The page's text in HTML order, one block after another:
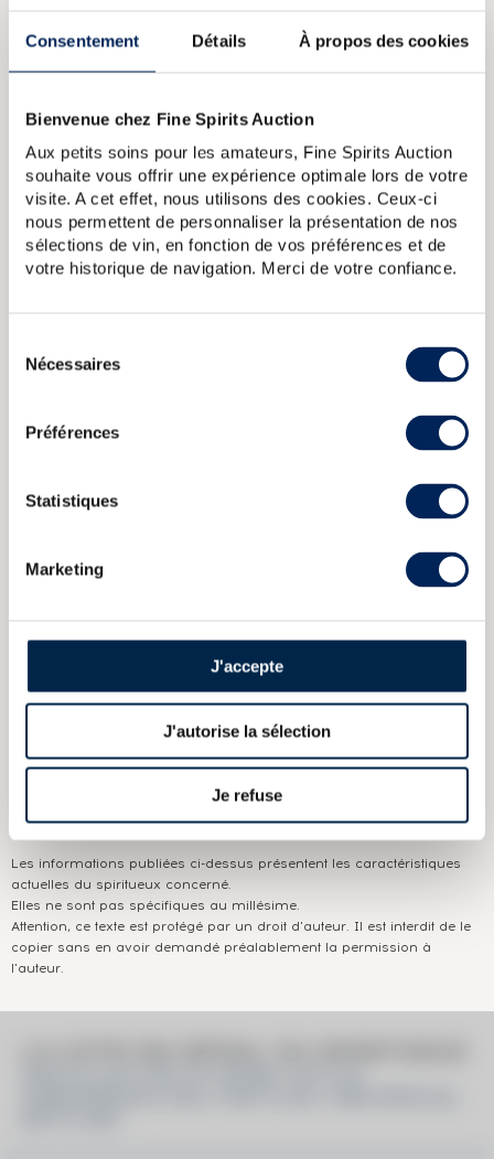
Consentement Détails À propos des cookies
Bienvenue chez Fine Spirits Auction
Aux petits soins pour les amateurs, Fine Spirits Auction
souhaite vous offrir une expérience optimale lors de votre
visite. A cet effet, nous utilisons des cookies. Ceux-ci
nous permettent de personnaliser la présentation de nos
sélections de vin, en fonction de vos préférences et de
votre historique de navigation. Merci de votre confiance.
Nécessaires
Préférences
Statistiques
Marketing
J'accepte
J'autorise la sélection
Je refuse
formes voluptueuses, habillée de cuivre, accueillant en son
sein une vénérable édition millésimée 1949, de 50 ans.
LIRE NOTRE ARTICLE SUR LE BLOG IDEALWINE.
A PROPOS DE LA CUVÉE
Macallan 25 ans Anniversary Malt distillé en 1972 et
embouteillé en 1998. Le premier embouteillage Anniversary
Malt est apparu en 1983 - en même temps que le 50 ans
profondeur. Les embouteillages de la gamme étaient
millésimés avant le remplacement de celle-ci par des 25
Macallan (The) 10 years Of. 100
Proof Giovinetti Import
Macallan (The) 10 years Of. Cask
Macallan 1876 Of. Limited Edition
Ecosse Speyside
Domaine : Macallan
Les informations publiées ci-dessus présentent les caractéristiques
actuelles du spiritueux concerné.
Elles ne sont pas spécifiques au millésime.
Attention, ce texte est protégé par un droit d'auteur. Il est interdit de le
copier sans en avoir demandé préalablement la permission à
l'auteur.